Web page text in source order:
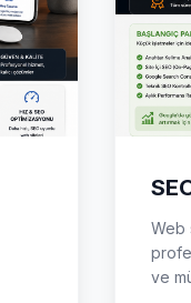
Web
ve